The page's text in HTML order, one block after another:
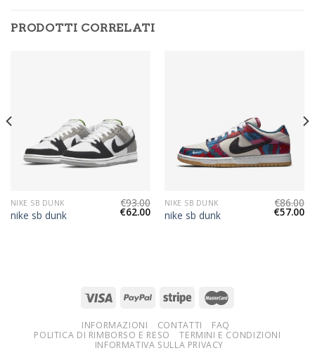
PRODOTTI CORRELATI
NIKE SB DUNK
nike sb dunk
€93.00
€62.00
NIKE SB DUNK
nike sb dunk
€86.00
€57.00
INFORMAZIONI CONTATTI
FAQ
POLITICA DI RIMBORSO E RESO
TERMINI E CONDIZIONI
INFORMATIVA SULLA PRIVACY